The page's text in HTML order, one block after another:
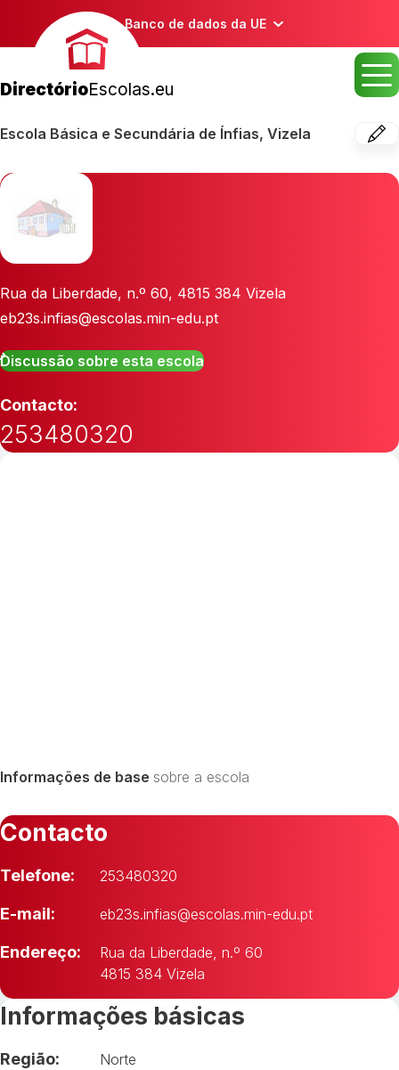
Banco de dados da UE
DirectórioEscolas.eu
Escola Básica e Secundária de Ínfias, Vizela
Rua da Liberdade, n.º 60, 4815 384 Vizela
eb23s.infias@escolas.min-edu.pt
Discussão sobre esta escola
Contacto:
253480320
Informações de base sobre a escola
Contacto
Telefone: 253480320
E-mail: eb23s.infias@escolas.min-edu.pt
Endereço:
Rua da Liberdade, n.º 60
4815 384 Vizela
Informações básicas
Região:
Norte